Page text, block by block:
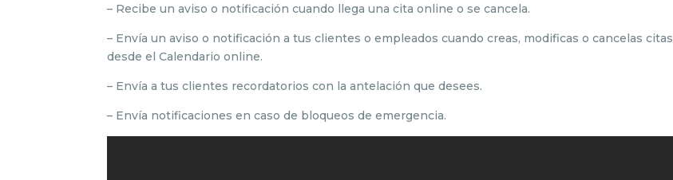
– Recibe un aviso o notificación cuando llega una cita online o se cancela.
– Envía un aviso o notificación a tus clientes o empleados cuando creas, modificas o cancelas citas
desde el Calendario online.
– Envía a tus clientes recordatorios con la antelación que desees.
– Envía notificaciones en caso de bloqueos de emergencia.